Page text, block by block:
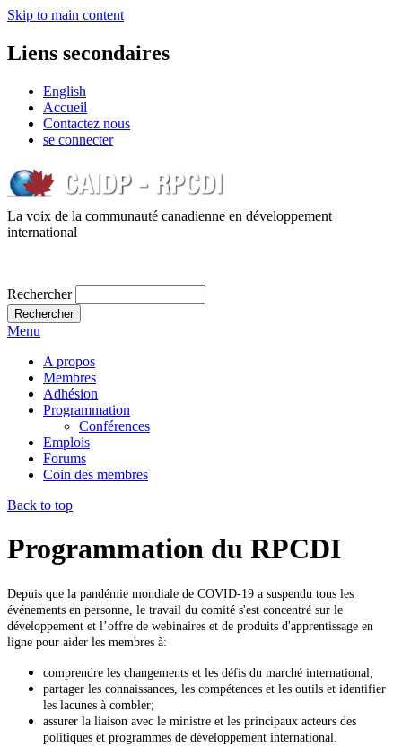
Skip to main content
Liens secondaires
English
Accueil
Contactez nous
se connecter
La voix de la communauté canadienne en développement
international
Rechercher
Menu
A propos
Membres
Adhésion
Programmation
Conférences
Emplois
Forums
Coin des membres
Back to top
Programmation du RPCDI
Depuis que la pandémie mondiale de COVID-19 a suspendu tous les
événements en personne, le travail du comité s'est concentré sur le
développement et l’offre de webinaires et de produits d'apprentissage en
ligne pour aider les membres à:
comprendre les changements et les défis du marché international;
partager les connaissances, les compétences et les outils et identifier
les lacunes à combler;
assurer la liaison avec le ministre et les principaux acteurs des
politiques et programmes de développement international.